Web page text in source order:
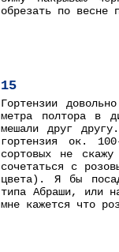
обрезать по весне
15
Гортензии
метра полтора в
мешали друг
гортензия ок.
сортовых не
сочетаться с
цвета). Я бы
типа Абраши, или
мне кажется что